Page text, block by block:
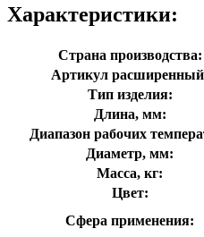
Характеристики:
Страна производства:
Артикул
Тип изделия:
Длина, мм:
Диапазон рабочих
Диаметр, мм:
Масса, кг:
Цвет:
Сфера применения: